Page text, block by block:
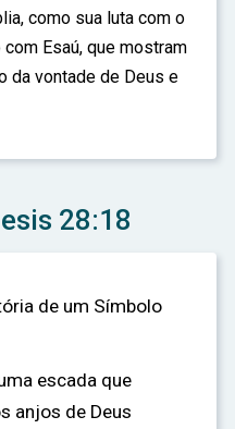
como sua luta com o
Esaú, que mostram
da vontade de Deus e
28:18
de um Símbolo
escada que
anjos de Deus